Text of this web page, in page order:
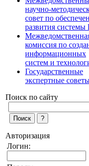
научно-
совет по
развития
комиссия по
информационных
систем и
Государственные
экспертные
Поиск по сайту
Авторизация
Логин: